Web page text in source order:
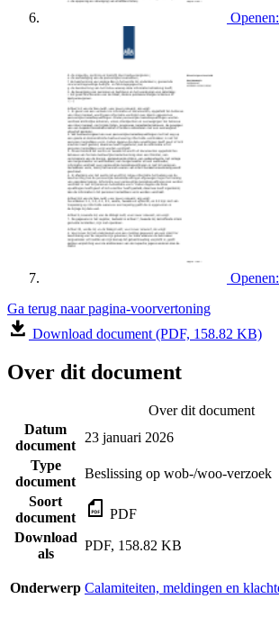
Ga terug naar pagina-voorvertoning
Download document (PDF, 158.82 KB)
Over dit document
Over dit document
Datum
document
23 januari 2026
Type
document
Beslissing op wob-/woo-verzoek
Soort
document
PDF
Download
als
PDF, 158.82 KB
Onderwerp Calamiteiten, meldingen en